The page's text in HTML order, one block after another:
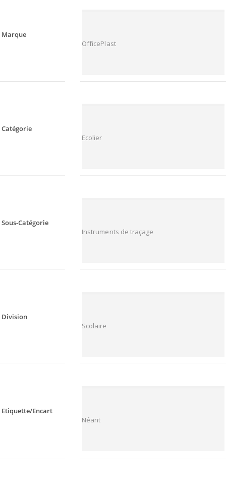
Marque
OfficePlast
Catégorie
Ecolier
Sous-Catégorie
Instruments de traçage
Division
Scolaire
Etiquette/Encart
Néant